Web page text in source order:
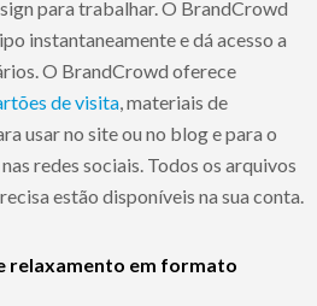
para trabalhar. O BrandCrowd
instantaneamente e dá acesso a
O BrandCrowd oferece
de visita , materiais de
usar no site ou no blog e para o
redes sociais. Todos os arquivos
estão disponíveis na sua conta.
relaxamento em formato